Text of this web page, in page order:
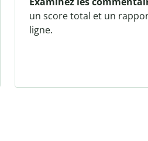
un score total et un
ligne.